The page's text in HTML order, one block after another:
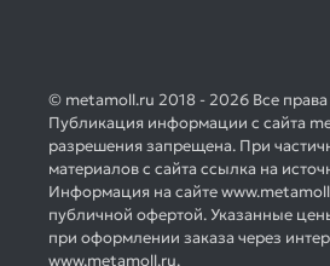
© metamoll.ru 2018 - 2026 Все
Публикация информации с сайта
разрешения запрещена. При
материалов с сайта ссылка на
Информация на сайте
публичной офертой. Указанные
при оформлении заказа через
www.metamoll.ru.